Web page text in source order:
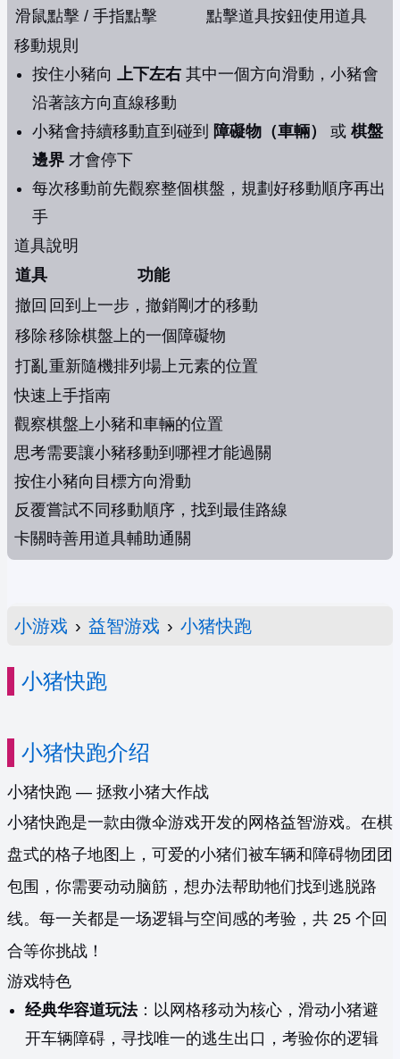
滑鼠點擊 / 手指點擊
點擊道具按鈕使用道具
移動規則
按住小豬向 上下左右 其中一個方向滑動，小豬會
沿著該方向直線移動
小豬會持續移動直到碰到 障礙物（車輛） 或 棋盤
邊界 才會停下
每次移動前先觀察整個棋盤，規劃好移動順序再出
手
道具說明
道具
功能
撤回 回到上一步，撤銷剛才的移動
移除移除棋盤上的一個障礙物
打亂重新隨機排列場上元素的位置
快速上手指南
觀察棋盤上小豬和車輛的位置
思考需要讓小豬移動到哪裡才能過關
按住小豬向目標方向滑動
反覆嘗試不同移動順序，找到最佳路線
卡關時善用道具輔助通關
小游戏 › 益智游戏 › 小猪快跑
小猪快跑
小猪快跑介绍
小猪快跑 — 拯救小猪大作战
小猪快跑是一款由微伞游戏开发的网格益智游戏。在棋
盘式的格子地图上，可爱的小猪们被车辆和障碍物团团
包围，你需要动动脑筋，想办法帮助牠们找到逃脱路
线。每一关都是一场逻辑与空间感的考验，共 25 个回
合等你挑战！
游戏特色
经典华容道玩法：以网格移动为核心，滑动小猪避
开车辆障碍，寻找唯一的逃生出口，考验你的逻辑